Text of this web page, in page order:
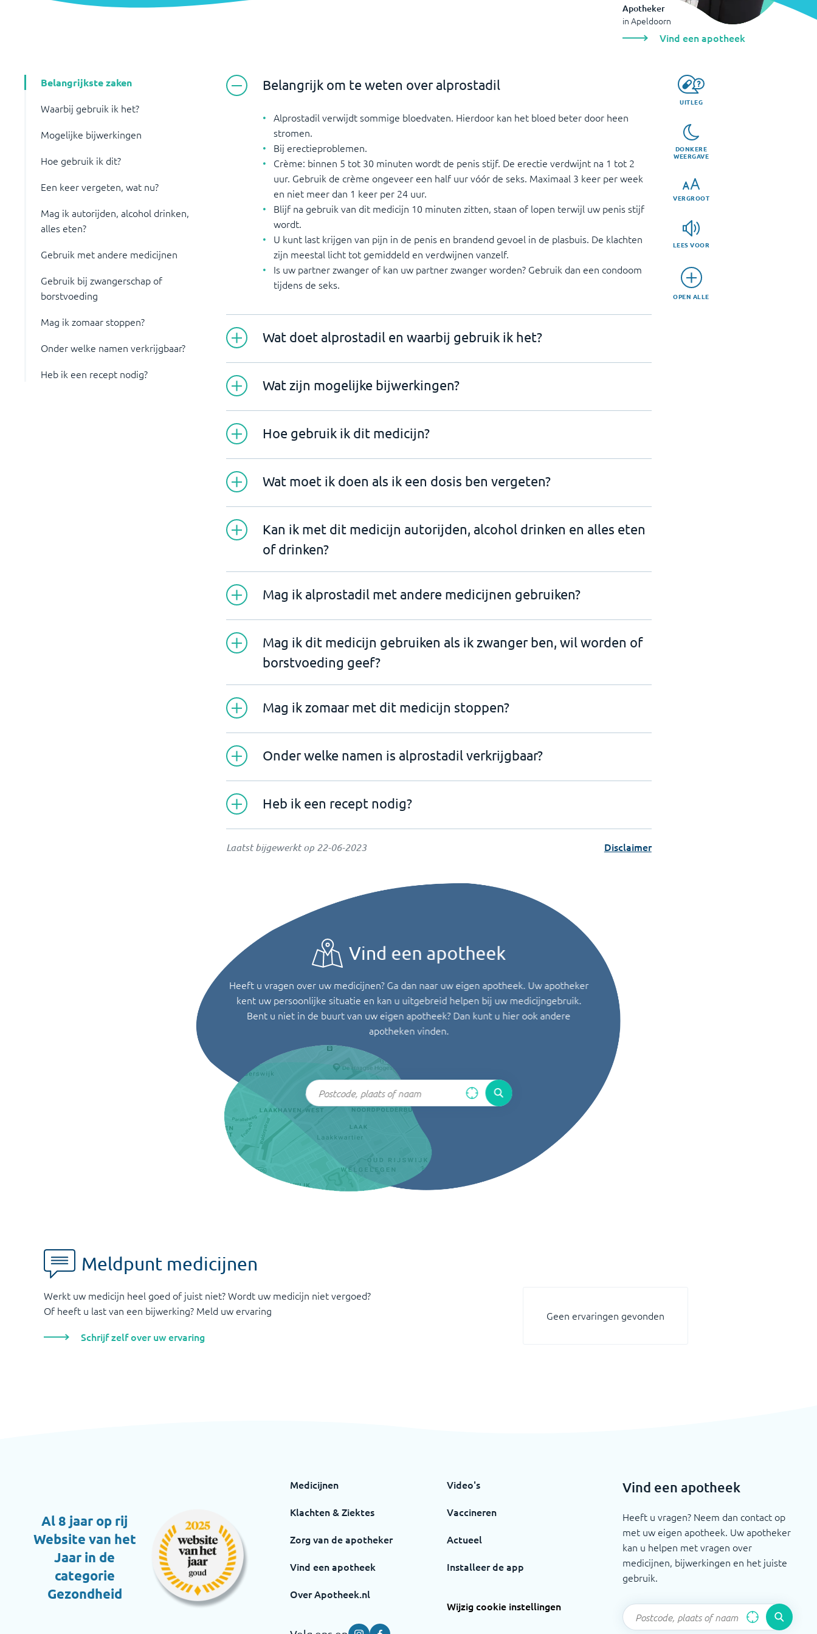
Apotheker
in Apeldoorn
Vind een apotheek
Belangrijkste zaken
Waarbij gebruik ik het?
Mogelijke bijwerkingen
Hoe gebruik ik dit?
Een keer vergeten, wat nu?
Mag ik autorijden, alcohol drinken,
alles eten?
Gebruik met andere medicijnen
Gebruik bij zwangerschap of
borstvoeding
Mag ik zomaar stoppen?
Onder welke namen verkrijgbaar?
Heb ik een recept nodig?
UITLEG
DONKERE
WEERGAVE
VERGROOT
LEES VOOR
OPEN ALLE
Belangrijk om te weten over alprostadil
Alprostadil verwijdt sommige bloedvaten. Hierdoor kan het bloed beter door heen
stromen.
Bij erectieproblemen.
Crème: binnen 5 tot 30 minuten wordt de penis stijf. De erectie verdwijnt na 1 tot 2
uur. Gebruik de crème ongeveer een half uur vóór de seks. Maximaal 3 keer per week
en niet meer dan 1 keer per 24 uur.
Blijf na gebruik van dit medicijn 10 minuten zitten, staan of lopen terwijl uw penis stijf
wordt.
U kunt last krijgen van pijn in de penis en brandend gevoel in de plasbuis. De klachten
zijn meestal licht tot gemiddeld en verdwijnen vanzelf.
Is uw partner zwanger of kan uw partner zwanger worden? Gebruik dan een condoom
tijdens de seks.
Wat doet alprostadil en waarbij gebruik ik het?
Wat zijn mogelijke bijwerkingen?
Hoe gebruik ik dit medicijn?
Wat moet ik doen als ik een dosis ben vergeten?
Kan ik met dit medicijn autorijden, alcohol drinken en alles eten
of drinken?
Mag ik alprostadil met andere medicijnen gebruiken?
Mag ik dit medicijn gebruiken als ik zwanger ben, wil worden of
borstvoeding geef?
Mag ik zomaar met dit medicijn stoppen?
Onder welke namen is alprostadil verkrijgbaar?
Heb ik een recept nodig?
Laatst bijgewerkt op 22-06-2023 Disclaimer
Vind een apotheek
Heeft u vragen over uw medicijnen? Ga dan naar uw eigen apotheek. Uw apotheker
kent uw persoonlijke situatie en kan u uitgebreid helpen bij uw medicijngebruik.
Bent u niet in de buurt van uw eigen apotheek? Dan kunt u hier ook andere
apotheken vinden.
Meldpunt medicijnen
Werkt uw medicijn heel goed of juist niet? Wordt uw medicijn niet vergoed?
Of heeft u last van een bijwerking? Meld uw ervaring
Schrijf zelf over uw ervaring
Geen ervaringen gevonden
Al 8 jaar op rij
Website van het
Jaar in de
categorie
Gezondheid
Medicijnen
Klachten & Ziektes
Zorg van de apotheker
Vind een apotheek
Over Apotheek.nl
Video's
Vaccineren
Actueel
Installeer de app
Wijzig cookie instellingen
Vind een apotheek
Heeft u vragen? Neem dan contact op
met uw eigen apotheek. Uw apotheker
kan u helpen met vragen over
medicijnen, bijwerkingen en het juiste
gebruik.